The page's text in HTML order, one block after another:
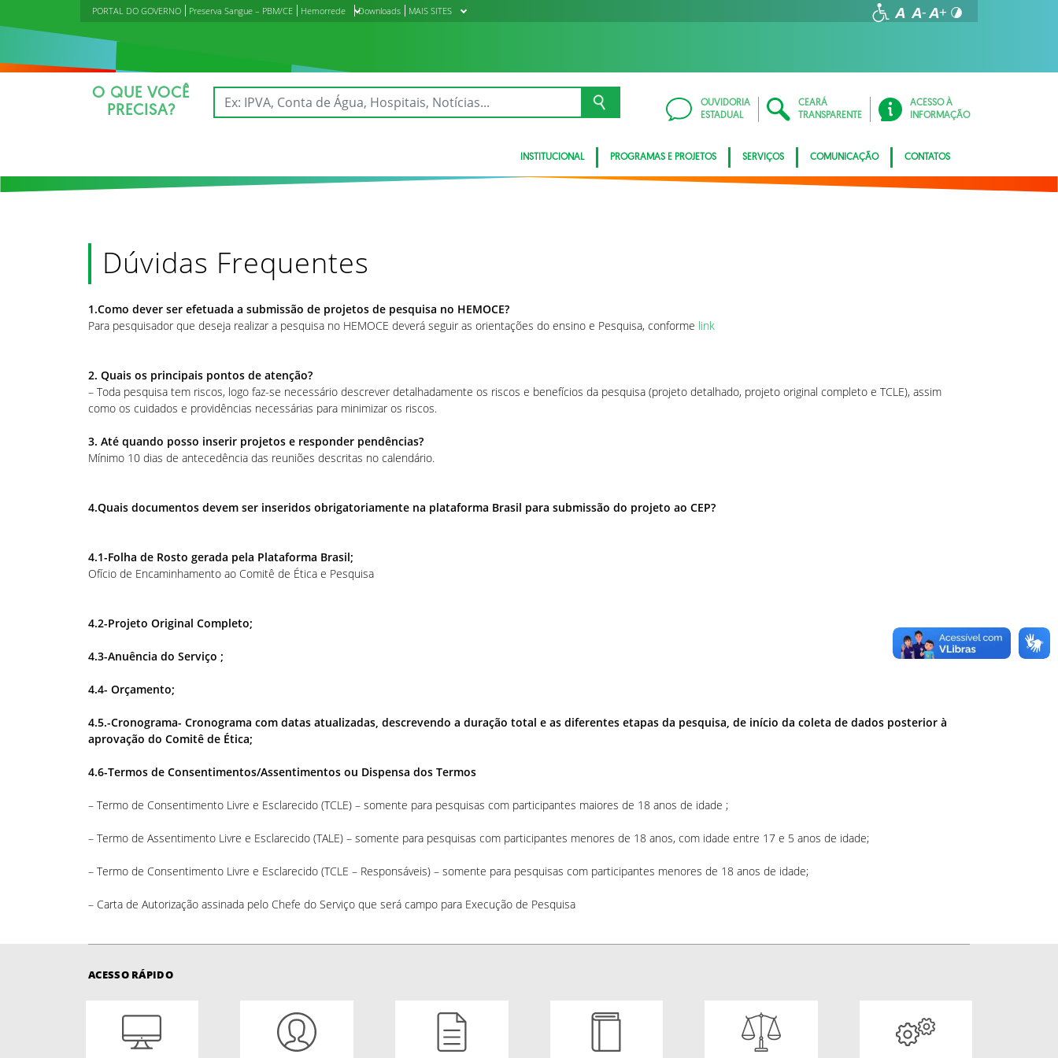
PORTAL DO GOVERNO Preserva Sangue – PBM/CE Hemorrede Downloads MAIS SITES
O QUE VOCÊ
PRECISA?
OUVIDORIA
ESTADUAL
CEARÁ
TRANSPARENTE
ACESSO À
INFORMAÇÃO
INSTITUCIONAL PROGRAMAS E PROJETOS SERVIÇOS COMUNICAÇÃO CONTATOS
Dúvidas Frequentes
1.Como dever ser efetuada a submissão de projetos de pesquisa no HEMOCE?
Para pesquisador que deseja realizar a pesquisa no HEMOCE deverá seguir as orientações do ensino e Pesquisa, conforme link
2. Quais os principais pontos de atenção?
– Toda pesquisa tem riscos, logo faz-se necessário descrever detalhadamente os riscos e benefícios da pesquisa (projeto detalhado, projeto original completo e TCLE), assim
como os cuidados e providências necessárias para minimizar os riscos.
3. Até quando posso inserir projetos e responder pendências?
Mínimo 10 dias de antecedência das reuniões descritas no calendário.
4.Quais documentos devem ser inseridos obrigatoriamente na plataforma Brasil para submissão do projeto ao CEP?
4.1-Folha de Rosto gerada pela Plataforma Brasil;
Ofício de Encaminhamento ao Comitê de Ética e Pesquisa
4.2-Projeto Original Completo;
4.3-Anuência do Serviço ;
4.4- Orçamento;
4.5.-Cronograma- Cronograma com datas atualizadas, descrevendo a duração total e as diferentes etapas da pesquisa, de início da coleta de dados posterior à
aprovação do Comitê de Ética;
4.6-Termos de Consentimentos/Assentimentos ou Dispensa dos Termos
– Termo de Consentimento Livre e Esclarecido (TCLE) – somente para pesquisas com participantes maiores de 18 anos de idade ;
– Termo de Assentimento Livre e Esclarecido (TALE) – somente para pesquisas com participantes menores de 18 anos, com idade entre 17 e 5 anos de idade;
– Termo de Consentimento Livre e Esclarecido (TCLE – Responsáveis) – somente para pesquisas com participantes menores de 18 anos de idade;
– Carta de Autorização assinada pelo Chefe do Serviço que será campo para Execução de Pesquisa
ACESSO RÁPIDO